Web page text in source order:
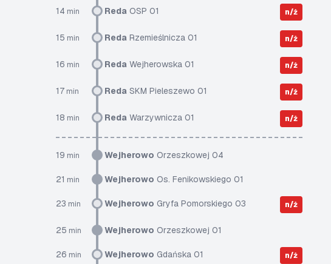
14 min Reda OSP 01 n/ż
15 min Reda Rzemieślnicza 01 n/ż
16 min Reda Wejherowska 01 n/ż
17 min Reda SKM Pieleszewo 01 n/ż
18 min Reda Warzywnicza 01 n/ż
19 min Wejherowo Orzeszkowej 04
21 min Wejherowo Os. Fenikowskiego 01
23 min Wejherowo Gryfa Pomorskiego 03 n/ż
25 min Wejherowo Orzeszkowej 01
26 min Wejherowo Gdańska 01 n/ż